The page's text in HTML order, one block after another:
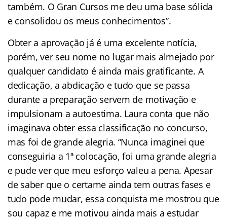
também. O Gran Cursos me deu uma base sólida
e consolidou os meus conhecimentos”.
Obter a aprovação já é uma excelente notícia,
porém, ver seu nome no lugar mais almejado por
qualquer candidato é ainda mais gratificante. A
dedicação, a abdicação e tudo que se passa
durante a preparação servem de motivação e
impulsionam a autoestima. Laura conta que não
imaginava obter essa classificação no concurso,
mas foi de grande alegria. “Nunca imaginei que
conseguiria a 1ª colocação, foi uma grande alegria
e pude ver que meu esforço valeu a pena. Apesar
de saber que o certame ainda tem outras fases e
tudo pode mudar, essa conquista me mostrou que
sou capaz e me motivou ainda mais a estudar